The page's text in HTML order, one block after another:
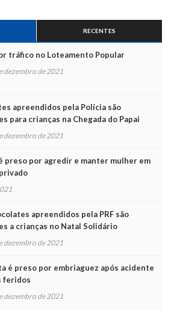
RECENTES
tráfico no Loteamento Popular
dezembro de 2021
apreendidos pela Polícia são
para crianças na Chegada do Papai
dezembro de 2021
preso por agredir e manter mulher em
apreendidos pela PRF são
a crianças no Natal Solidário
dezembro de 2021
é preso por embriaguez após acidente
feridos
dezembro de 2021